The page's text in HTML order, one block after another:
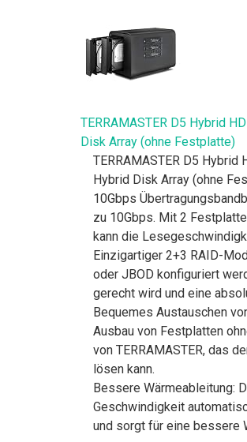
TERRAMASTER D5 Hybrid
Disk Array (ohne Festplatte)
TERRAMASTER D5
Hybrid Disk Array (ohne
10Gbps
zu 10Gbps. Mit 2
kann die
Einzigartiger 2+3 RAID-
oder JBOD konfiguriert
gerecht wird und eine
Bequemes Austauschen
Ausbau von Festplatten
von TERRAMASTER, das
lösen kann.
Bessere Wärmeableitung:
Geschwindigkeit
und sorgt für eine bessere